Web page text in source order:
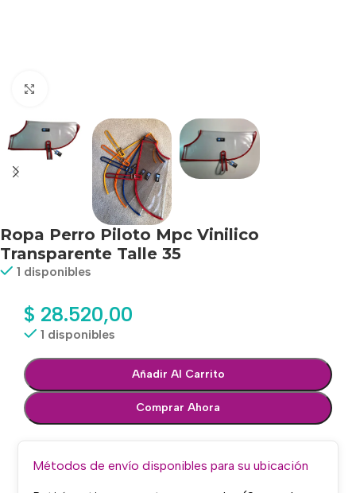
Ropa Perro Piloto Mpc Vinilico
Transparente Talle 35
1 disponibles
$ 28.520,00
1 disponibles
Añadir Al Carrito
Comprar Ahora
Métodos de envío disponibles para su ubicación